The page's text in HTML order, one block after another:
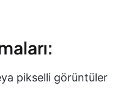
pikselli görüntüler